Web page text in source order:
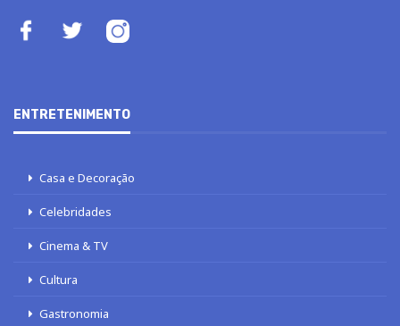
ENTRETENIMENTO
Casa e Decoração
Celebridades
Cinema & TV
Cultura
Gastronomia